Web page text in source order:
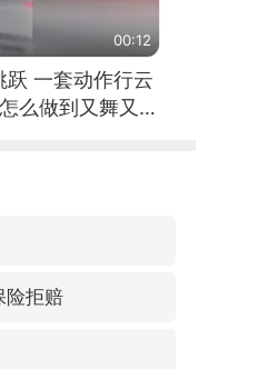
00:12
跃 一套动作行云
么做到又舞又武
险拒赔